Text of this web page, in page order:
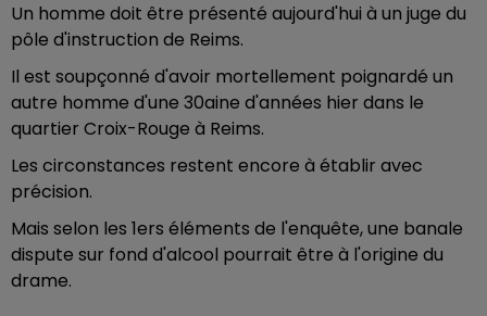
Un homme doit être présenté aujourd'hui à un juge du
pôle d'instruction de Reims.
Il est soupçonné d'avoir mortellement poignardé un
autre homme d'une 30aine d'années hier dans le
quartier Croix-Rouge à Reims.
Les circonstances restent encore à établir avec
précision.
Mais selon les 1ers éléments de l'enquête, une banale
dispute sur fond d'alcool pourrait être à l'origine du
drame.